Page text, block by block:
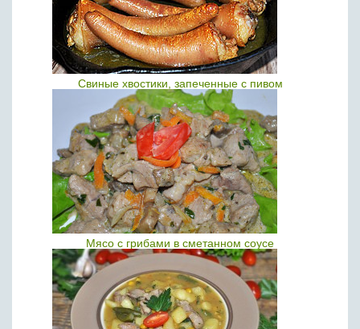
Свиные хвостики, запеченные с пивом
Мясо с грибами в сметанном соусе